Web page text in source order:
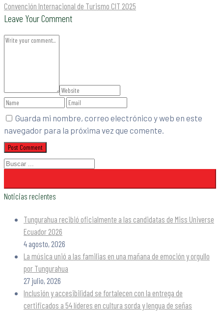
Convención Internacional de Turismo CIT 2025
Leave Your Comment
Guarda mi nombre, correo electrónico y web en este
navegador para la próxima vez que comente.
Noticias recientes
Tungurahua recibió oficialmente a las candidatas de Miss Universe
Ecuador 2026
4 agosto, 2026
La música unió a las familias en una mañana de emoción y orgullo
por Tungurahua
27 julio, 2026
Inclusión y accesibilidad se fortalecen con la entrega de
certificados a 54 líderes en cultura sorda y lengua de señas